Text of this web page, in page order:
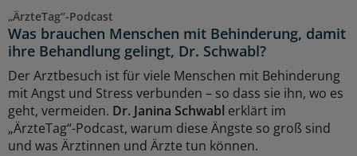
„ÄrzteTag“-Podcast
Was brauchen Menschen mit Behinderung, damit
ihre Behandlung gelingt, Dr. Schwabl?
Der Arztbesuch ist für viele Menschen mit Behinderung
mit Angst und Stress verbunden – so dass sie ihn, wo es
geht, vermeiden. Dr. Janina Schwabl erklärt im
„ÄrzteTag“-Podcast, warum diese Ängste so groß sind
und was Ärztinnen und Ärzte tun können.